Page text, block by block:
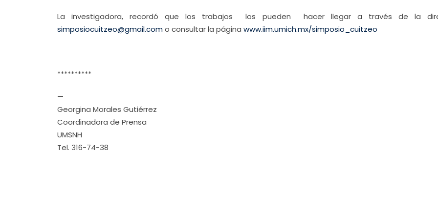
La investigadora, recordó que los trabajos los pueden hacer llegar a través de la
simposiocuitzeo@gmail.como consultar la página www.iim.umich.mx/simposio_cuitzeo
**********
—
Georgina Morales Gutiérrez
Coordinadora de Prensa
UMSNH
Tel. 316-74-38